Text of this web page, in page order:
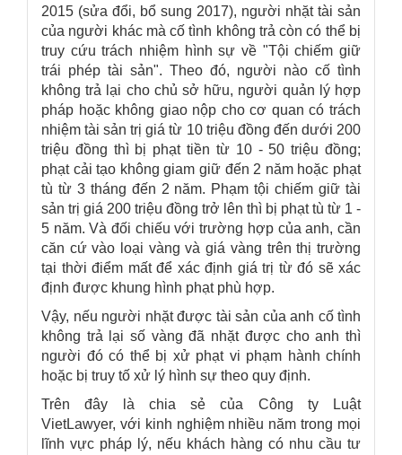
2015 (sửa đổi, bổ sung 2017), người nhặt tài sản
của người khác mà cố tình không trả còn có thể bị
truy cứu trách nhiệm hình sự về "Tội chiếm giữ
trái phép tài sản". Theo đó, người nào cố tình
không trả lại cho chủ sở hữu, người quản lý hợp
pháp hoặc không giao nộp cho cơ quan có trách
nhiệm tài sản trị giá từ 10 triệu đồng đến dưới 200
triệu đồng thì bị phạt tiền từ 10 - 50 triệu đồng;
phạt cải tạo không giam giữ đến 2 năm hoặc phạt
tù từ 3 tháng đến 2 năm. Phạm tội chiếm giữ tài
sản trị giá 200 triệu đồng trở lên thì bị phạt tù từ 1 -
5 năm. Và đối chiếu với trường hợp của anh, cần
căn cứ vào loại vàng và giá vàng trên thị trường
tại thời điểm mất để xác định giá trị từ đó sẽ xác
định được khung hình phạt phù hợp.
Vậy, nếu người nhặt được tài sản của anh cố tình
không trả lại số vàng đã nhặt được cho anh thì
người đó có thể bị xử phạt vi phạm hành chính
hoặc bị truy tố xử lý hình sự theo quy định.
Trên đây là chia sẻ của Công ty Luật
VietLawyer, với kinh nghiệm nhiều năm trong mọi
lĩnh vực pháp lý, nếu khách hàng có nhu cầu tư